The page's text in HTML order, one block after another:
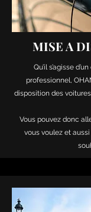
MISE A
Qu’il s’agisse
professionnel,
disposition des
Vous pouvez donc
vous voulez et